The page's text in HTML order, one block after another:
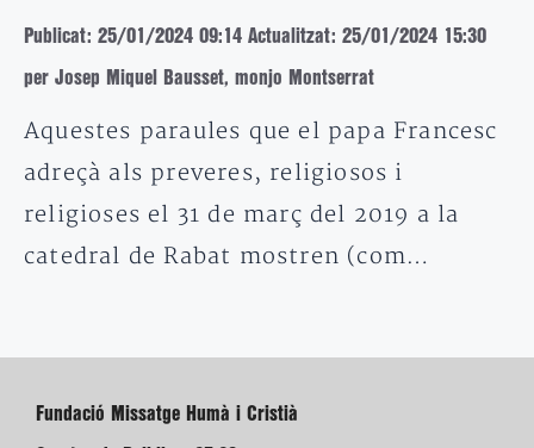
Publicat: 25/01/2024 09:14 Actualitzat: 25/01/2024 15:30
per Josep Miquel Bausset, monjo Montserrat
Aquestes paraules que el papa Francesc
adreçà als preveres, religiosos i
religioses el 31 de març del 2019 a la
catedral de Rabat mostren (com…
Fundació Missatge Humà i Cristià